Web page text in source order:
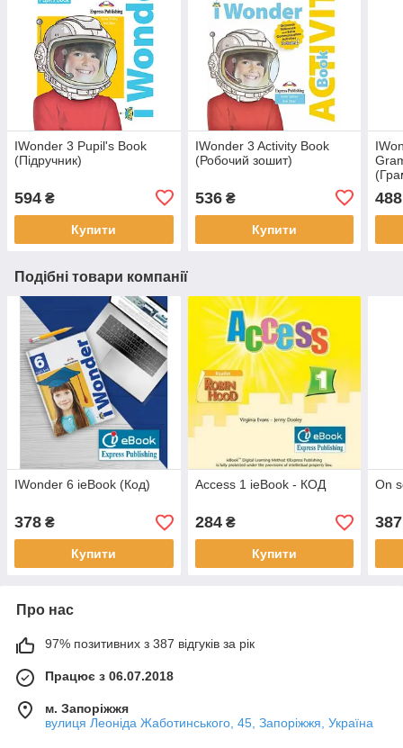
IWonder 3 Pupil's Book
(Підручник)
594 ₴
Купити
IWonder 3 Activity Book
(Робочий зошит)
536₴
Купити
488
Подібні товари компанії
IWonder 6 ieBook (Код)
378 ₴
Купити
Access 1 ieBook - КОД
284₴
Купити
On
387
Про нас
97% позитивних з 387 відгуків за рік
Працює з 06.07.2018
м. Запоріжжя
вулиця Леоніда Жаботинського, 45, Запоріжжя, Україна